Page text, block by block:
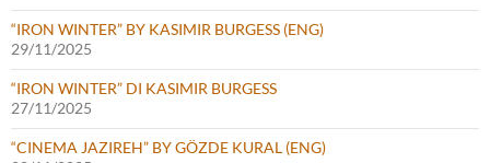
“IRON WINTER” BY KASIMIR BURGESS (ENG)
29/11/2025
“IRON WINTER” DI KASIMIR BURGESS
27/11/2025
“CINEMA JAZIREH” BY GÖZDE KURAL (ENG)